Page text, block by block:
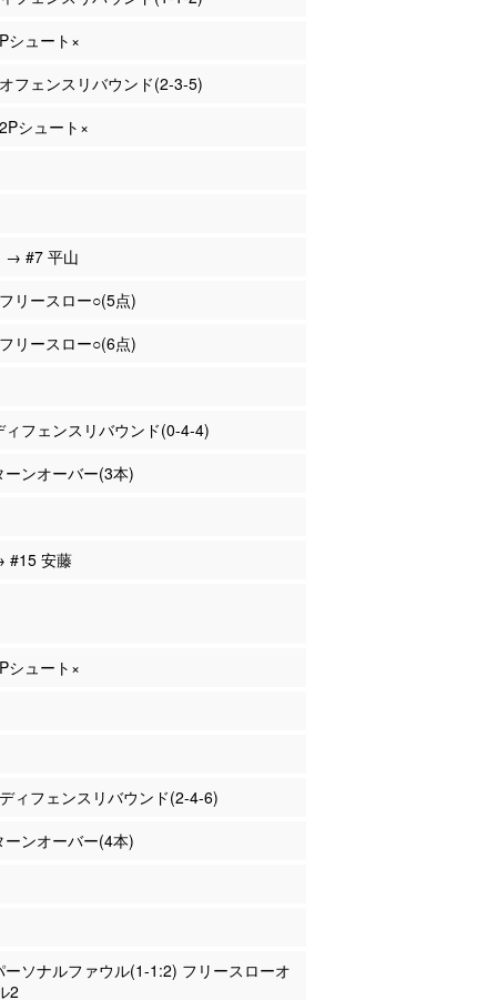
シュート×
フェンスリバウンド(2-3-5)
シュート×
→ #7 平山
リースロー○(5点)
リースロー○(6点)
ィフェンスリバウンド(0-4-4)
ンオーバー(3本)
#15 安藤
シュート×
ィフェンスリバウンド(2-4-6)
ンオーバー(4本)
ーソナルファウル(1-1:2) フリースローオ
2